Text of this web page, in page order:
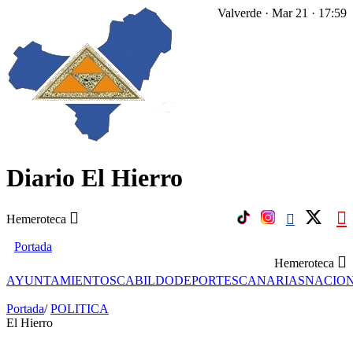
Diario El Hierro
Hemeroteca
Valverde · Mar 21 · 17:59
Portada
Hemeroteca
AYUNTAMIENTOSCABILDODEPORTESCANARIAS
Portada/ POLITICA
El Hierro